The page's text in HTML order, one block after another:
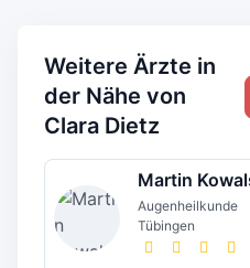
Weitere Ärzte in
der Nähe von
Clara Dietz
Martin
Augenheilkunde
Tübingen